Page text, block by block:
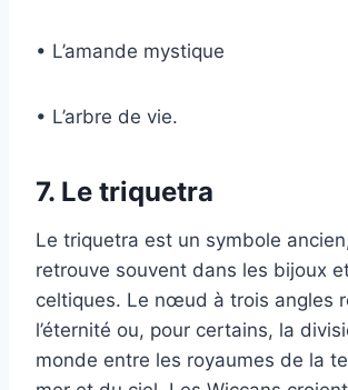
• L’amande mystique
• L’arbre de vie.
7. Le triquetra
Le triquetra est un symbole
retrouve souvent dans les bijoux
celtiques. Le nœud à trois angles
l’éternité ou, pour certains, la
monde entre les royaumes de la